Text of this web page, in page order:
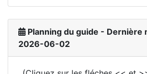
Planning du guide - Dernière
2026-06-02